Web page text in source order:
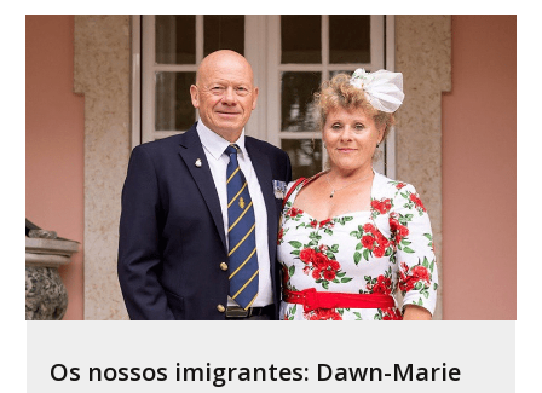
Os nossos imigrantes: Dawn-Marie